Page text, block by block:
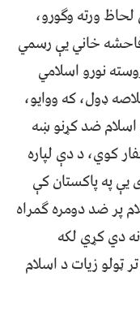
ورته وګورو،
خاني یې رسمي
نورو اسلامي
ډول، که ووایو،
اسلام ضد کړنو ښه
کوي، د دې لپاره
په پاکستان کې
پر ضد دومره ګمراه
دي کړي لکه
ټولو زیات د اسلام